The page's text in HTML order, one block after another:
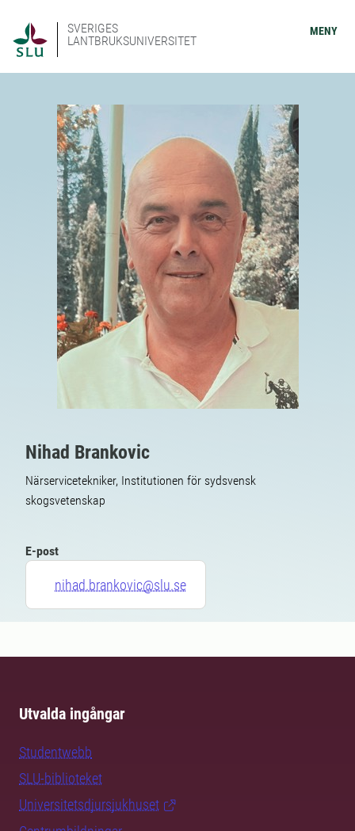
SVERIGES
LANTBRUKSUNIVERSITET
MENY
Nihad Brankovic
Närservicetekniker, Institutionen för sydsvensk
skogsvetenskap
E-post
nihad.brankovic@slu.se
Utvalda ingångar
Studentwebb
SLU-biblioteket
Universitetsdjursjukhuset